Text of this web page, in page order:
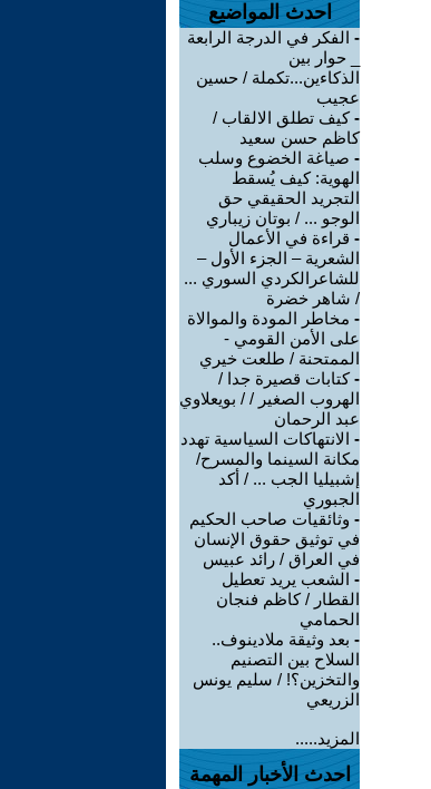
احدث المواضيع
- الفكر في الدرجة الرابعة
_ حوار بين
الذكاءين...تكملة / حسين
عجيب
-كيف تطلق الالقاب /
كاظم حسن سعيد
- صياغة الخضوع وسلب
الهوية: كيف يُسقط
التجريد الحقيقي حق
الوجو ... / بوتان زيباري
- قراءة في الأعمال
الشعرية – الجزء الأول –
للشاعرالكردي السوري ...
/ شاهر خضرة
- مخاطر المودة والموالاة
على الأمن القومي -
الممتحنة / طلعت خيري
-كتابات قصيرة جدا /
الهروب الصغير / / بويعلاوي
عبد الرحمان
- الانتهاكات السياسية تهدد
مكانة السينما والمسرح/
إشبيليا الجب ... / أكد
الجبوري
- وثائقيات صاحب الحكيم
في توثيق حقوق الإنسان
في العراق / رائد عبيس
- الشعب يريد تعطيل
القطار / كاظم فنجان
الحمامي
- بعد وثيقة ملادينوف..
السلاح بين التصنيم
والتخزين؟! / سليم يونس
الزريعي
المزيد.....
احدث الأخبار المهمة